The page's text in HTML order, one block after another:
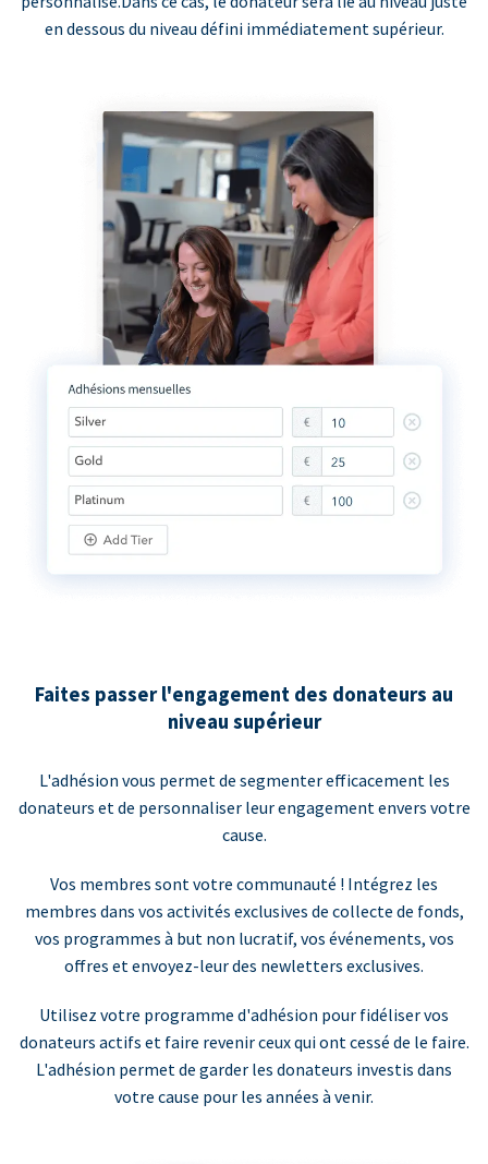
en dessous du niveau défini immédiatement supérieur.
Faites passer l'engagement des donateurs au
niveau supérieur
L'adhésion vous permet de segmenter efficacement les
donateurs et de personnaliser leur engagement envers votre
cause.
Vos membres sont votre communauté ! Intégrez les
membres dans vos activités exclusives de collecte de fonds,
vos programmes à but non lucratif, vos événements, vos
offres et envoyez-leur des newletters exclusives.
Utilisez votre programme d'adhésion pour fidéliser vos
donateurs actifs et faire revenir ceux qui ont cessé de le faire.
L'adhésion permet de garder les donateurs investis dans
votre cause pour les années à venir.